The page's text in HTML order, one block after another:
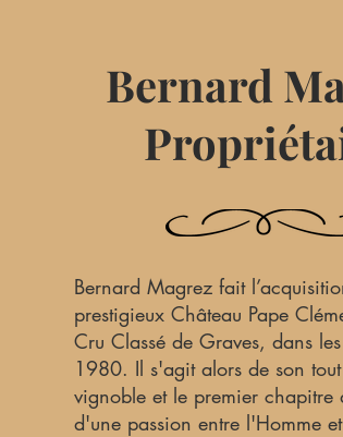
Bernard
Bernard Magrez fait
prestigieux Château Pape
Cru Classé de Graves, dans
1980. Il s'agit alors de son
vignoble et le premier chapitre
d'une passion entre l'Homme